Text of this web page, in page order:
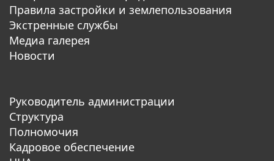
Правила застройки и землепользования
Экстренные службы
Медиа галерея
Новости
Руководитель администрации
Структура
Полномочия
Кадровое обеспечение